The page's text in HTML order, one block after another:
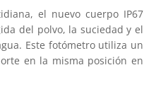
el nuevo cuerpo IP67
del polvo, la suciedad y el
Este fotómetro utiliza un
en la misma posición en